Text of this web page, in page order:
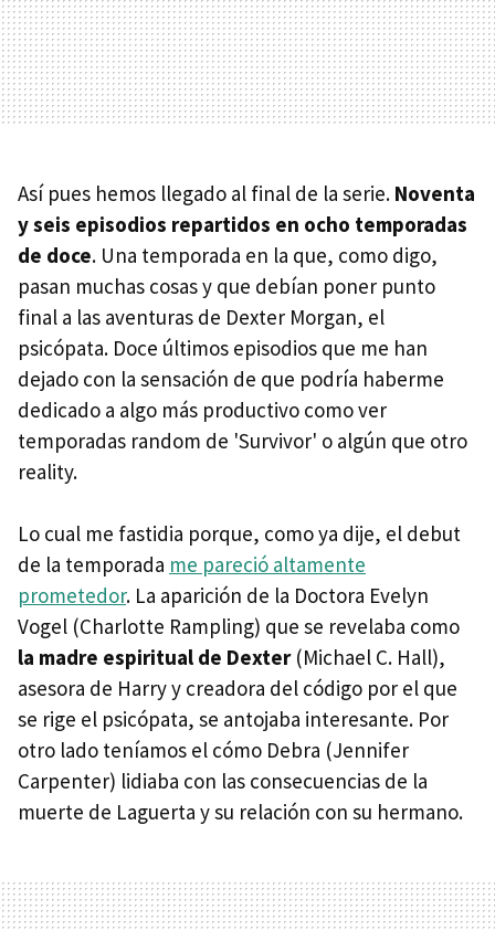
Así pues hemos llegado al final de la serie. Noventa
y seis episodios repartidos en ocho temporadas
de doce. Una temporada en la que, como digo,
pasan muchas cosas y que debían poner punto
final a las aventuras de Dexter Morgan, el
psicópata. Doce últimos episodios que me han
dejado con la sensación de que podría haberme
dedicado a algo más productivo como ver
temporadas random de 'Survivor' o algún que otro
reality.
Lo cual me fastidia porque, como ya dije, el debut
de la temporada me pareció altamente
prometedor. La aparición de la Doctora Evelyn
Vogel (Charlotte Rampling) que se revelaba como
la madre espiritual de Dexter(Michael C. Hall),
asesora de Harry y creadora del código por el que
se rige el psicópata, se antojaba interesante. Por
otro lado teníamos el cómo Debra (Jennifer
Carpenter) lidiaba con las consecuencias de la
muerte de Laguerta y su relación con su hermano.